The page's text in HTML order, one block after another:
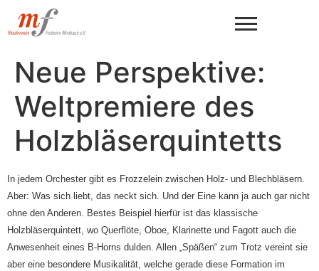
Neue Perspektive:
Weltpremiere des
Holzbläserquintetts
In jedem Orchester gibt es Frozzelein zwischen Holz- und Blechbläsern.
Aber: Was sich liebt, das neckt sich. Und der Eine kann ja auch gar nicht
ohne den Anderen. Bestes Beispiel hierfür ist das klassische
Holzbläserquintett, wo Querflöte, Oboe, Klarinette und Fagott auch die
Anwesenheit eines B-Horns dulden. Allen „Späßen“ zum Trotz vereint sie
aber eine besondere Musikalität, welche gerade diese Formation im